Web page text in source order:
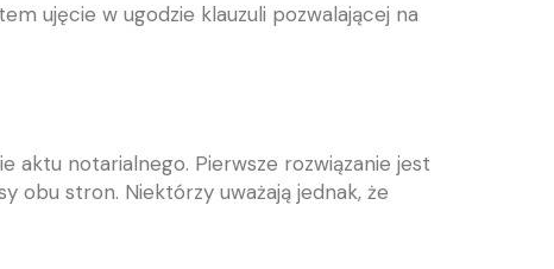
ujęcie w ugodzie klauzuli pozwalającej na
aktu notarialnego. Pierwsze rozwiązanie jest
obu stron. Niektórzy uważają jednak, że